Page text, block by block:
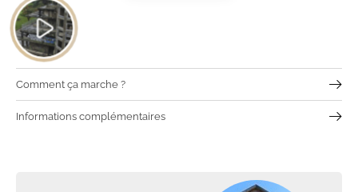
Comment ça marche ?
Informations complémentaires